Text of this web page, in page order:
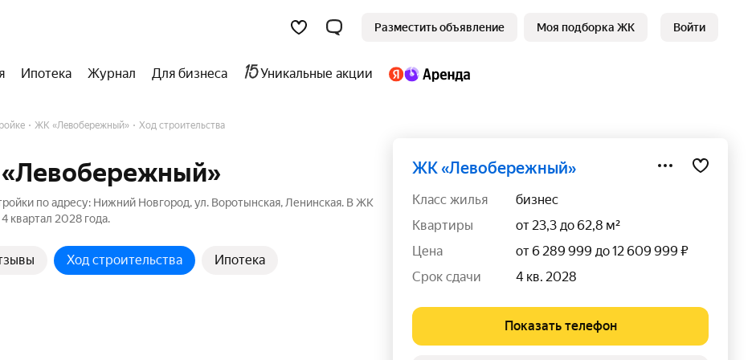
Разместить объявление Моя подборка ЖК Войти
Ипотека Журнал Для бизнеса Уникальные акции
ЖК «Левобережный» Ход строительства
«Левобережный»
по адресу: Нижний Новгород, ул. Воротынская, Ленинская. В ЖК
квартал 2028 года.
Ход строительства Ипотека
ЖК «Левобережный»
класс жилья
бизнес
квартиры
от 23,3 до 62,8 м²
цена
от 6 289 999 до 12 609 999 ₽
срок сдачи
4 кв. 2028
Показать телефон